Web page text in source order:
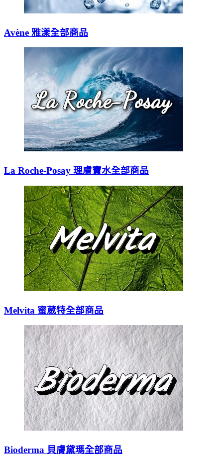
Avène 雅漾全部商品
La Roche-Posay 理膚寶水全部商品
Melvita 蜜葳特全部商品
Bioderma 貝膚黛瑪全部商品